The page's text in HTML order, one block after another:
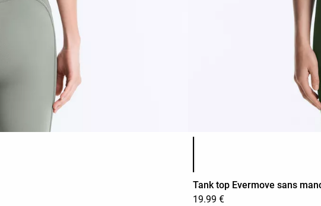
Tank top Evermove sans
19.99 €